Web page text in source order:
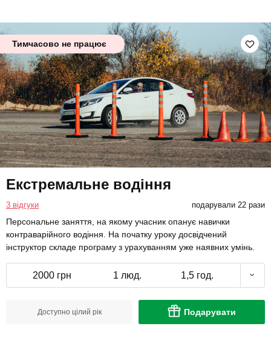
Тимчасово не працює
Екстремальне водіння
3 відгуки подарували 22 рази
Персональне заняття, на якому учасник опанує навички
контраварійного водіння. На початку уроку досвідчений
інструктор складе програму з урахуванням уже наявних умінь.
2000 грн 1 люд. 1,5 год.
Доступно цілий рік Подарувати